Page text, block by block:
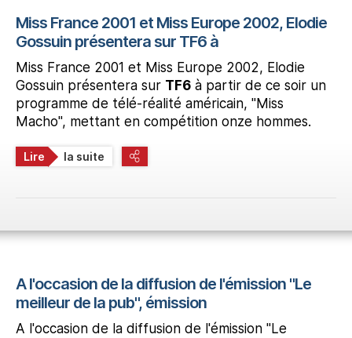
Miss France 2001 et Miss Europe 2002, Elodie
Gossuin présentera sur TF6 à
Miss France 2001 et Miss Europe 2002, Elodie
Gossuin présentera sur TF6 à partir de ce soir un
programme de télé-réalité américain, "Miss
Macho", mettant en compétition onze hommes.
Lire la suite
A l'occasion de la diffusion de l'émission "Le
meilleur de la pub", émission
A l'occasion de la diffusion de l'émission "Le